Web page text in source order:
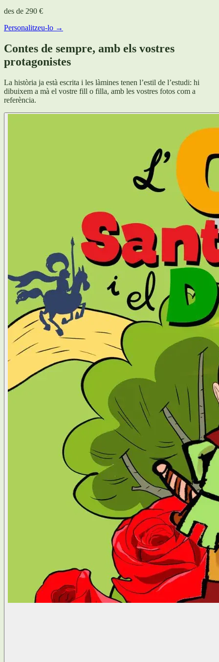
des de 290 €
Personalitzeu-lo →
Contes de sempre, amb els vostres
protagonistes
La història ja està escrita i les làmines tenen l’estil de l’estudi: hi
dibuixem a mà el vostre fill o filla, amb les vostres fotos com a
referència.